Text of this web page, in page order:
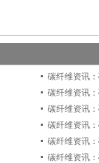
碳纤维资讯
碳纤维资讯
碳纤维资讯
碳纤维资讯
碳纤维资讯
碳纤维资讯